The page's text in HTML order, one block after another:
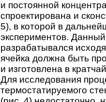
и постоянной
спроектирована и
5), в которой в
экспериментов.
разрабатывался
ячейка должна быть
и изготовлена в
Для исследования
термостатируемого